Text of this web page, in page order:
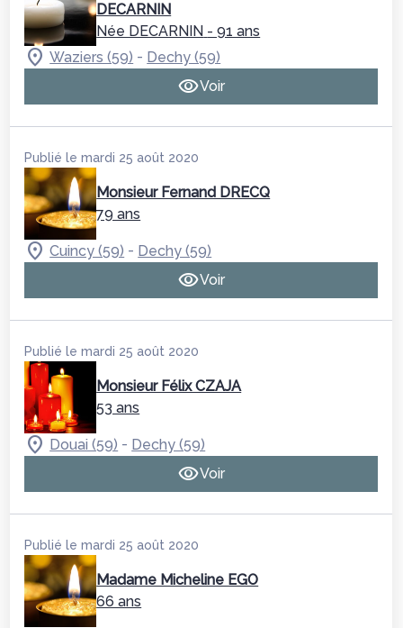
DECARNIN
Née DECARNIN - 91 ans
Waziers (59) - Dechy (59)
Voir
Publié le mardi 25 août 2020
Monsieur Fernand DRECQ
79 ans
Cuincy (59) - Dechy (59)
Voir
Publié le mardi 25 août 2020
Monsieur Félix CZAJA
53 ans
Douai (59) - Dechy (59)
Voir
Publié le mardi 25 août 2020
Madame Micheline EGO
66 ans